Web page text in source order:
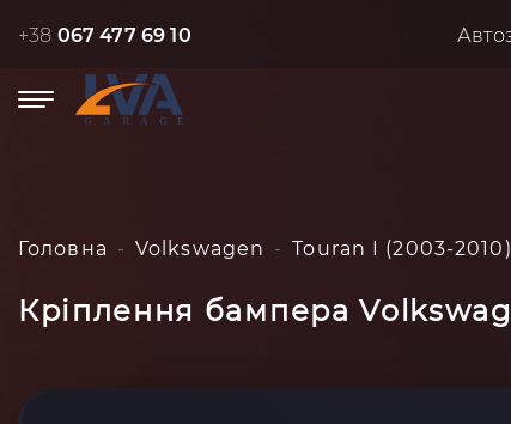
+38 067 477 69 10
Головна Volkswagen Touran I (2003-2010)
Кріплення бампера